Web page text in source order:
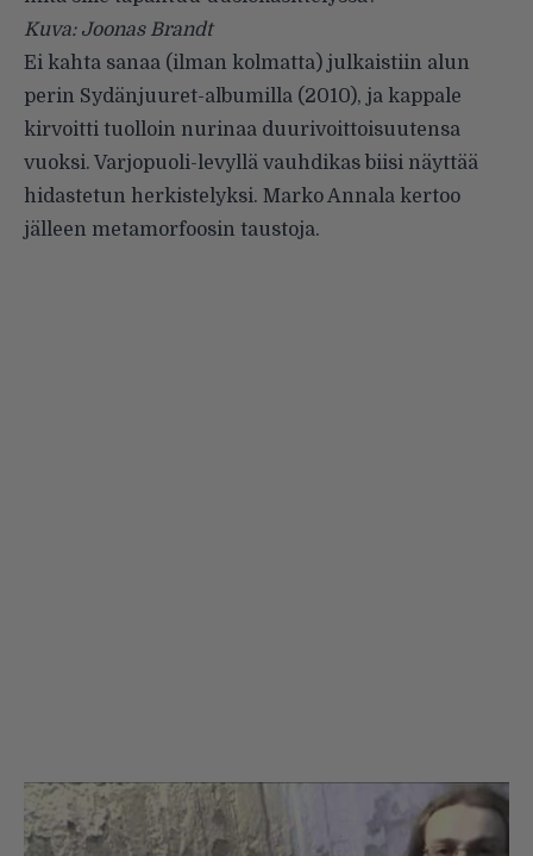
Kuva: Joonas Brandt
Ei kahta sanaa (ilman kolmatta) julkaistiin alun
perin Sydänjuuret-albumilla (2010), ja kappale
kirvoitti tuolloin nurinaa duurivoittoisuutensa
vuoksi. Varjopuoli-levyllä vauhdikas biisi näyttää
hidastetun herkistelyksi. Marko Annala kertoo
jälleen metamorfoosin taustoja.